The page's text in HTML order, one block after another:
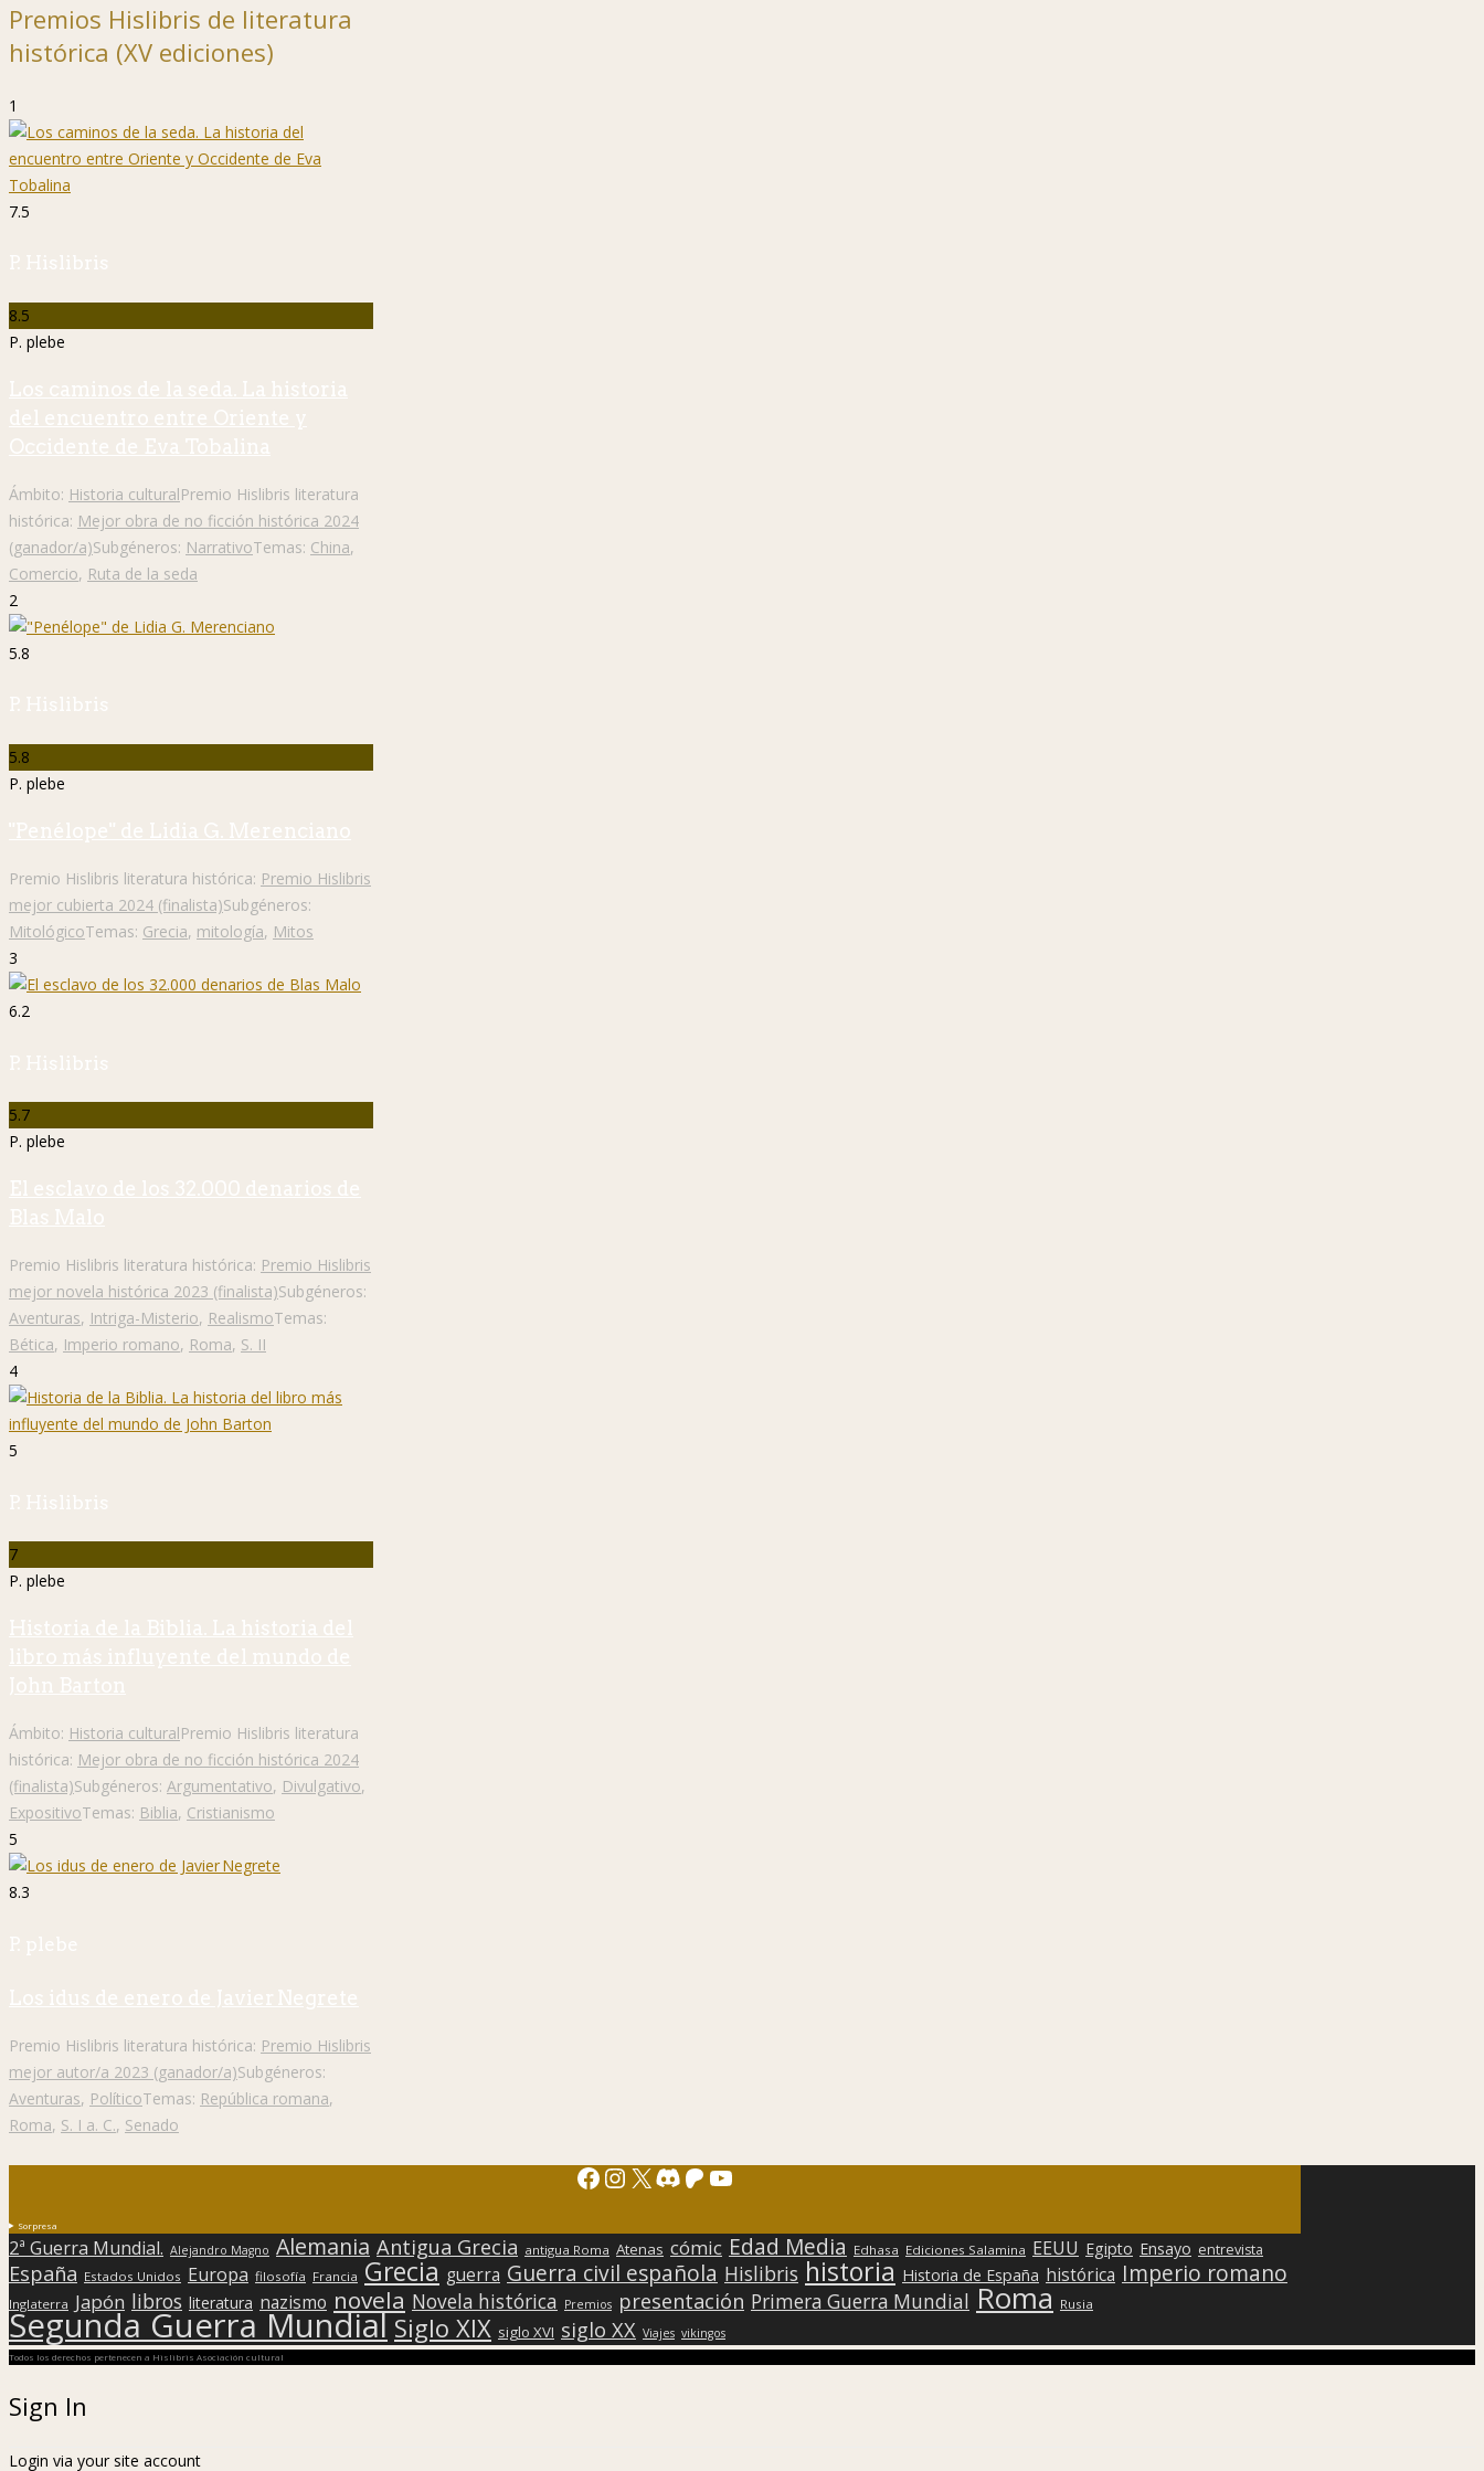
Premios Hislibris de literatura
histórica (XV ediciones)
1
7.5
P. Hislibris
8.5
P. plebe
Los caminos de la seda. La historia
del encuentro entre Oriente y
Occidente de Eva Tobalina
Ámbito: Historia culturalPremio Hislibris literatura
histórica: Mejor obra de no ficción histórica 2024
(ganador/a)Subgéneros: NarrativoTemas: China,
Comercio, Ruta de la seda
2
5.8
P. Hislibris
5.8
P. plebe
"Penélope" de Lidia G. Merenciano
Premio Hislibris literatura histórica: Premio Hislibris
mejor cubierta 2024 (finalista)Subgéneros:
MitológicoTemas: Grecia, mitología, Mitos
3
6.2
P. Hislibris
5.7
P. plebe
El esclavo de los 32.000 denarios de
Blas Malo
Premio Hislibris literatura histórica: Premio Hislibris
mejor novela histórica 2023 (finalista)Subgéneros:
Aventuras, Intriga-Misterio, RealismoTemas:
Bética, Imperio romano, Roma, S. II
4
5
P. Hislibris
7
P. plebe
Historia de la Biblia. La historia del
libro más influyente del mundo de
John Barton
Ámbito: Historia culturalPremio Hislibris literatura
histórica: Mejor obra de no ficción histórica 2024
(finalista)Subgéneros: Argumentativo, Divulgativo,
ExpositivoTemas: Biblia, Cristianismo
5
8.3
P. plebe
Los idus de enero de Javier Negrete
Premio Hislibris literatura histórica: Premio Hislibris
mejor autor/a 2023 (ganador/a)Subgéneros:
Aventuras, PolíticoTemas: República romana,
Roma, S. I a. C., Senado
Facebook
Instagram
X Discord
Patreon
YouTube
Sorpresa
2ª Guerra Mundial. Alejandro Magno Alemania Antigua Grecia antigua Roma Atenas cómic Edad Media Edhasa Ediciones Salamina EEUU Egipto Ensayo entrevista
España Estados Unidos Europa filosofía Francia Grecia guerra Guerra civil española Hislibris historia Historia de España histórica Imperio romano
Inglaterra Japón libros literatura nazismo novela Novela histórica Premios presentación Primera Guerra Mundial Roma Rusia
Segunda Guerra Mundial Siglo XIX siglo XVI siglo XX Viajes vikingos
Todos los derechos pertenecen a Hislibris Asociación cultural
Sign In
Login via your site account